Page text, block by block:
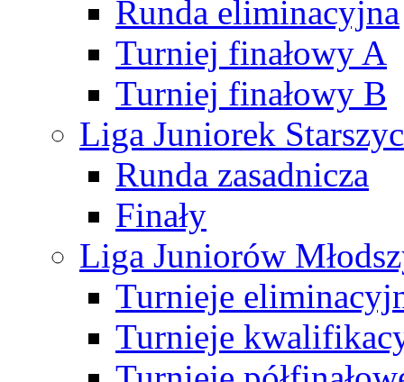
Runda eliminacyjna
Turniej finałowy A
Turniej finałowy B
Liga Juniorek
Runda zasadnicza
Finały
Liga Juniorów
Turnieje
Turnieje